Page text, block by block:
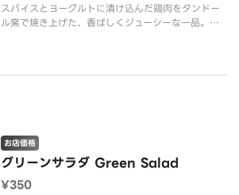
スパイスとヨーグルトに漬け込んだ鶏肉をタンドー
ル窯で焼き上げた、香ばしくジューシーな一品。本
グリーンサラダ Green Salad
お店価格
¥350